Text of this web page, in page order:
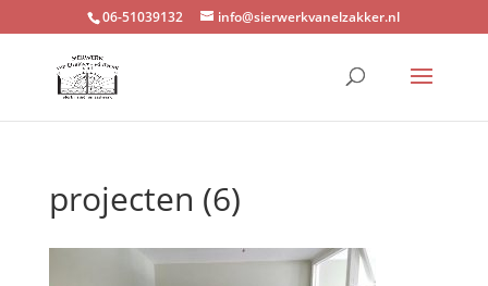
06-51039132 info@sierwerkvanelzakker.nl
projecten (6)